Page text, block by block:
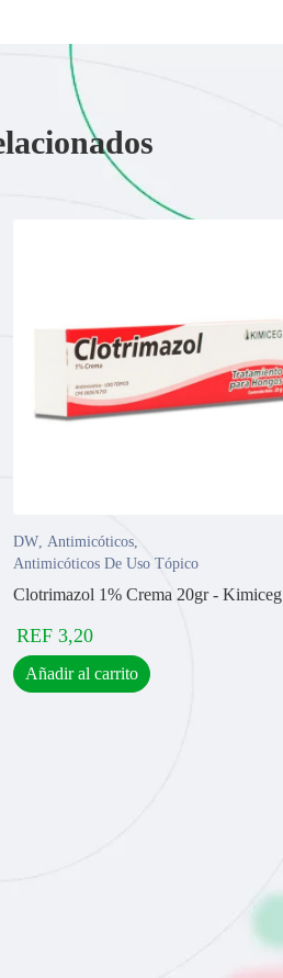
DW, Antimicóticos,
Antimicóticos De Uso Tópico
Clotrimazol 1% Crema 20gr - Kimiceg
REF 3,20
Añadir al carrito